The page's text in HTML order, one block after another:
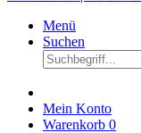
Menü
Suchen
Mein Konto
Warenkorb 0